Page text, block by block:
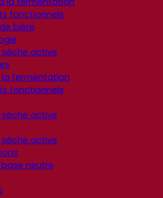
fonctionnels
bière
sèche active
la fermentation
fonctionnels
sèche active
sèche active
neutre